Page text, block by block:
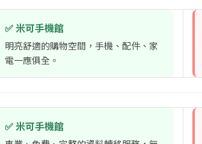
✅ 米可手機館
明亮舒適的購物空間，手機、配件、家
電一應俱全。
✅ 米可手機館